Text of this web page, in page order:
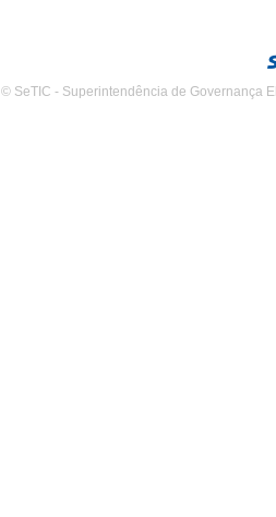
© SeTIC - Superintendência de Governança